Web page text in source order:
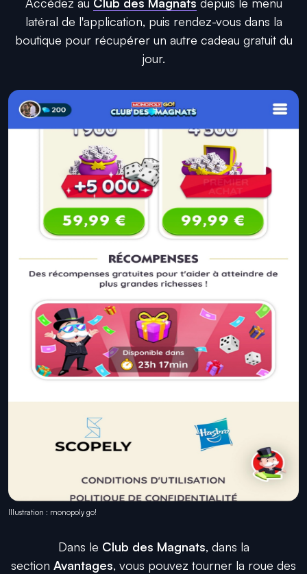
Accédez au Club des Magnats depuis le menu
latéral de l'application, puis rendez-vous dans la
boutique pour récupérer un autre cadeau gratuit du
jour.
Illustration : monopoly go!
Dans le Club des Magnats, dans la
section Avantages, vous pouvez tourner la roue des